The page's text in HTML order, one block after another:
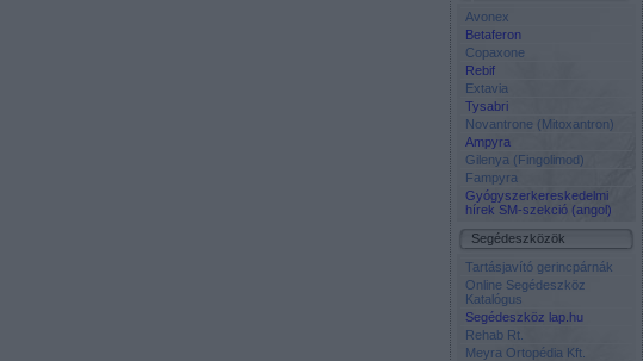
Avonex
Betaferon
Copaxone
Rebif
Extavia
Tysabri
Novantrone (Mitoxantron)
Ampyra
Gilenya (Fingolimod)
Fampyra
Gyógyszerkereskedelmi
hírek SM-szekció (angol)
Segédeszközök
Tartásjavító gerincpárnák
Online Segédeszköz
Katalógus
Segédeszköz lap.hu
Rehab Rt.
Meyra Ortopédia Kft.